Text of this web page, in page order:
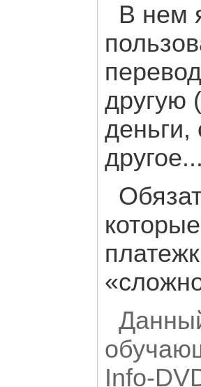
В нем
другую
деньги,
Info-